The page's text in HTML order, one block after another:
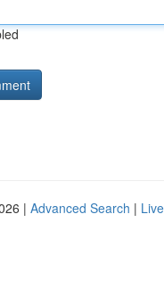
| Advanced Search | Live